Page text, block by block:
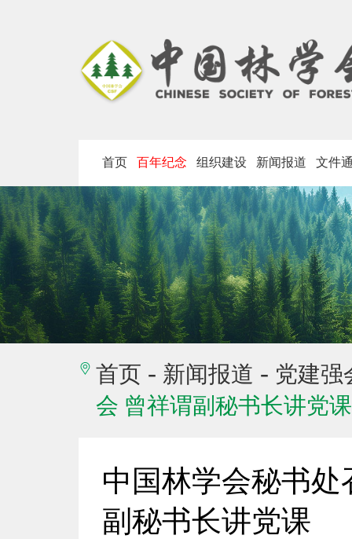
首页 百年纪念 组织建设 新闻报道 文件
首页 - 新闻报道 - 党建强
会 曾祥谓副秘书长讲党课
中国林学会秘书
副秘书长讲党课